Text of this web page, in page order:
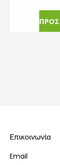
Επικοινωνία
Email